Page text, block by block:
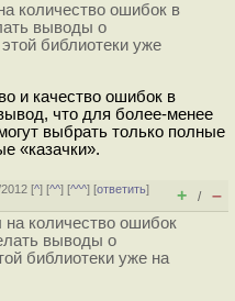
количество ошибок в
выводы о
библиотеки уже
и качество ошибок в
что для более-менее
выбрать только полные
«казачки».
[^] [^^] [^^^] [ответить]
+ / –
количество ошибок
выводы о
библиотеки уже на